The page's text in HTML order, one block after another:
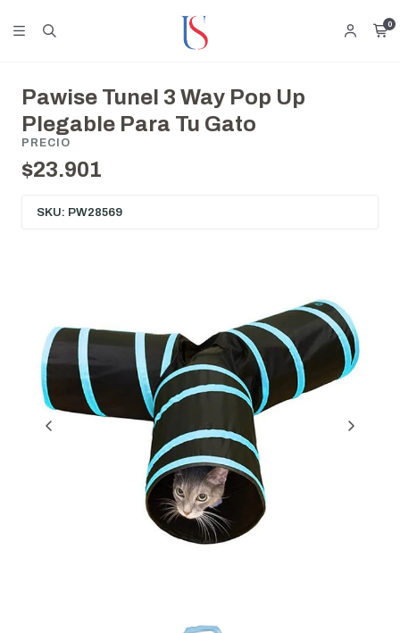
0
Pawise Tunel 3 Way Pop Up
Plegable Para Tu Gato
PRECIO
$23.901
SKU: PW28569